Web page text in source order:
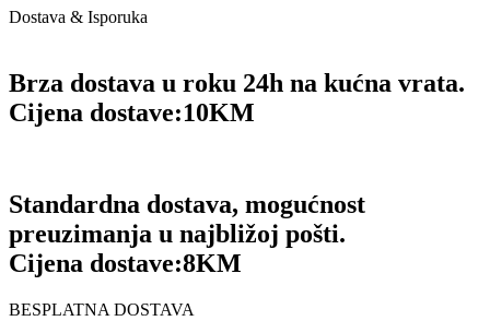
Dostava & Isporuka
Brza dostava u roku 24h na kućna vrata.
Cijena dostave:10KM
Standardna dostava, mogućnost
preuzimanja u najbližoj pošti.
Cijena dostave:8KM
BESPLATNA DOSTAVA